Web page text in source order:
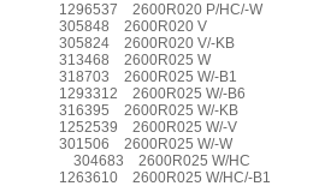
1296537 2600R020 P/HC/-W
305848 2600R020 V
305824 2600R020 V/-KB
313468 2600R025 W
318703 2600R025 W/-B1
1293312 2600R025 W/-B6
316395 2600R025 W/-KB
1252539 2600R025 W/-V
301506 2600R025 W/-W
304683 2600R025 W/HC
1263610 2600R025 W/HC/-B1